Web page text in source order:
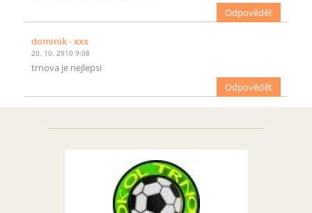
Odpovědět
dominik- xxx
20. 10. 2010 9:08
trnova je nejlepsi
Odpovědět